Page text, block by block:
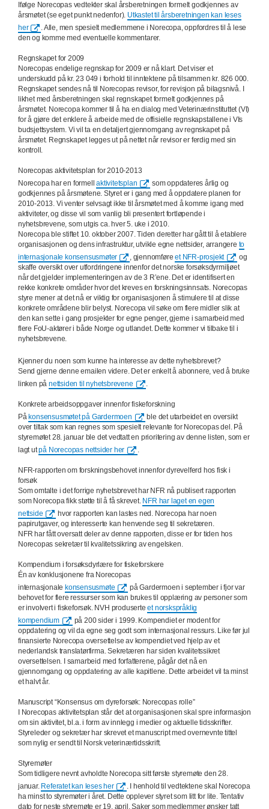
Ifølge Norecopas vedtekter skal årsberetningen formelt godkjennes av
årsmøtet (se eget punkt nedenfor). Utkastet til årsberetningen kan leses
her
. Alle, men spesielt medlemmene i Norecopa, oppfordres til å lese
den og komme med eventuelle kommentarer.
Regnskapet for 2009
Norecopas endelige regnskap for 2009 er nå klart. Det viser et
underskudd på kr. 23 049 i forhold til inntektene på tilsammen kr. 826 000.
Regnskapet sendes nå til Norecopas revisor, for revisjon på bilagsnivå. I
likhet med årsberetningen skal regnskapet formelt godkjennes på
årsmøtet. Norecopa kommer til å ha en dialog med Veterinærinstituttet (VI)
for å gjøre det enklere å arbeide med de offisielle regnskapstallene i VIs
budsjettsystem. Vi vil ta en detaljert gjennomgang av regnskapet på
årsmøtet. Regnskapet legges ut på nettet når revisor er ferdig med sin
kontroll.
Norecopas aktivitetsplan for 2010-2013
Norecopa har en formellaktivitetsplan
som oppdateres årlig og
godkjennes på årsmøtene. Styret er i gang med å oppdatere planen for
2010-2013. Vi venter selvsagt ikke til årsmøtet med å komme igang med
aktiviteter, og disse vil som vanlig bli presentert fortløpende i
nyhetsbrevene, som utgis ca. hver 5. uke i 2010.
Norecopa ble stiftet 10. oktober 2007. Tiden deretter har gått til å etablere
organisasjonen og dens infrastruktur, utvikle egne nettsider, arrangere to
internasjonale konsensusmøter
, gjennomføreet NFR-prosjekt
og
skaffe oversikt over utfordringene innenfor det norske forsøksdyrmiljøet
når det gjelder implementeringen av de 3 R’ene. Det er identifisert en
rekke konkrete områder hvor det kreves en forskningsinnsats. Norecopas
styre mener at det nå er viktig for organisasjonen å stimulere til at disse
konkrete områdene blir belyst. Norecopa vil søke om flere midler slik at
den kan sette i gang prosjekter for egne penger, gjerne i samarbeid med
flere FoU-aktører i både Norge og utlandet. Dette kommer vi tilbake til i
nyhetsbrevene.
Kjenner du noen som kunne ha interesse av dette nyhetsbrevet?
Send gjerne denne emailen videre. Det er enkelt å abonnere, ved å bruke
linken på nettsiden til nyhetsbrevene .
Konkrete arbeidsoppgaver innenfor fiskeforskning
På konsensusmøtet på Gardermoen
ble det utarbeidet en oversikt
over tiltak som kan regnes som spesielt relevante for Norecopas del. På
styremøtet 28. januar ble det vedtatt en prioritering av denne listen, som er
lagt utpå Norecopas nettsider her .
NFR-rapporten om forskningsbehovet innenfor dyrevelferd hos fisk i
forsøk
Som omtalte i det forrige nyhetsbrevet har NFR nå publisert rapporten
som Norecopa fikk støtte til å få skrevet. NFR har laget en egen
nettside
hvor rapporten kan lastes ned. Norecopa har noen
papirutgaver, og interesserte kan henvende seg til sekretæren.
NFR har fått oversatt deler av denne rapporten, disse er for tiden hos
Norecopas sekretær til kvalitetssikring av engelsken.
Kompendium i forsøksdyrlære for fiskeforskere
Én av konklusjonene fra Norecopas
internasjonale konsensusmøte
på Gardermoen i september i fjor var
behovet for flere ressurser som kan brukes til opplæring av personer som
er involvert i fiskeforsøk. NVH produserteet norskspråklig
kompendium
på 200 sider i 1999. Kompendiet er modent for
oppdatering og vil da egne seg godt som internasjonal ressurs. Like før jul
finansierte Norecopa oversettelse av kompendiet ved hjelp av et
nederlandsk translatørfirma. Sekretæren har siden kvalitetssikret
oversettelsen. I samarbeid med forfatterene, pågår det nå en
gjennomgang og oppdatering av alle kapitlene. Dette arbeidet vil ta minst
et halvt år.
Manuscript “Konsensus om dyreforsøk: Norecopas rolle”
I Norecopas aktivitetsplan står det at organisasjonen skal spre informasjon
om sin aktivitet, bl.a. i form av innlegg i medier og aktuelle tidsskrifter.
Styreleder og sekretær har skrevet et manuscript med overnevnte tittel
som nylig er sendt til Norsk veterinærtidsskrift.
Styremøter
Som tidligere nevnt avholdte Norecopa sitt første styremøte den 28.
januar. Referatet kan leses her
. I henhold til vedtektene skal Norecopa
ha minst to styremøter i året. Dette opplever styret som litt for lite. Tentativ
dato for neste styremøte er 19. april. Saker som medlemmer ønsker tatt